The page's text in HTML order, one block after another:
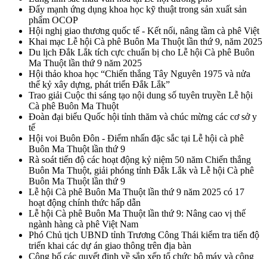
Đẩy mạnh ứng dụng khoa học kỹ thuật trong sản xuất sản
phẩm OCOP
Hội nghị giao thương quốc tế - Kết nối, nâng tầm cà phê Việt
Khai mạc Lễ hội Cà phê Buôn Ma Thuột lần thứ 9, năm 2025
Du lịch Đắk Lắk tích cực chuẩn bị cho Lễ hội Cà phê Buôn
Ma Thuột lần thứ 9 năm 2025
Hội thảo khoa học “Chiến thắng Tây Nguyên 1975 và nửa
thế kỷ xây dựng, phát triển Đắk Lắk”
Trao giải Cuộc thi sáng tạo nội dung số tuyên truyền Lễ hội
Cà phê Buôn Ma Thuột
Đoàn đại biểu Quốc hội tỉnh thăm và chúc mừng các cơ sở y
tế
Hội voi Buôn Đôn - Điểm nhấn đặc sắc tại Lễ hội cà phê
Buôn Ma Thuột lần thứ 9
Rà soát tiến độ các hoạt động kỷ niệm 50 năm Chiến thắng
Buôn Ma Thuột, giải phóng tỉnh Đắk Lắk và Lễ hội Cà phê
Buôn Ma Thuột lần thứ 9
Lễ hội Cà phê Buôn Ma Thuột lần thứ 9 năm 2025 có 17
hoạt động chính thức hấp dẫn
Lễ hội Cà phê Buôn Ma Thuột lần thứ 9: Nâng cao vị thế
ngành hàng cà phê Việt Nam
Phó Chủ tịch UBND tỉnh Trương Công Thái kiểm tra tiến độ
triển khai các dự án giao thông trên địa bàn
Công bố các quyết định về sắp xếp tổ chức bộ máy và công